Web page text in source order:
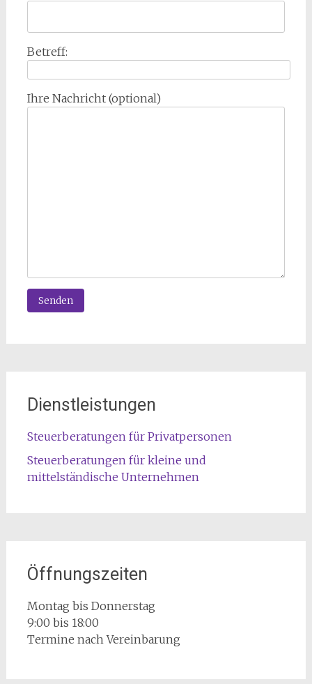
Betreff:
Ihre Nachricht (optional)
Dienstleistungen
Steuerberatungen für Privatpersonen
Steuerberatungen für kleine und
mittelständische Unternehmen
Öffnungszeiten
Montag bis Donnerstag
9:00 bis 18:00
Termine nach Vereinbarung